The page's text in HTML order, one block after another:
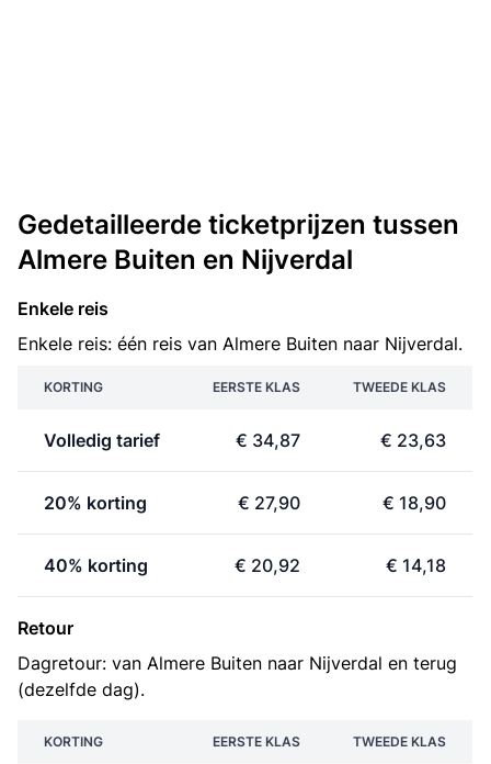
Gedetailleerde ticketprijzen tussen
Almere Buiten en Nijverdal
Enkele reis
Enkele reis: één reis van Almere Buiten naar Nijverdal.
KORTING EERSTE KLAS TWEEDE KLAS
Volledig tarief € 34,87 € 23,63
20% korting € 27,90 € 18,90
40% korting € 20,92 € 14,18
Retour
Dagretour: van Almere Buiten naar Nijverdal en terug
(dezelfde dag).
KORTING EERSTE KLAS TWEEDE KLAS